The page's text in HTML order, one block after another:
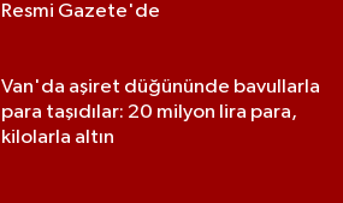
Resmi Gazete'de
Van'da aşiret düğününde bavullarla
para taşıdılar: 20 milyon lira para,
kilolarla altın